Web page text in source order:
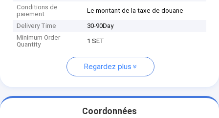
Conditions de
paiement
Le montant de la taxe de douane
Delivery Time
30-90Day
Minimum Order
Quantity
1 SET
Regardez plus
Coordonnées